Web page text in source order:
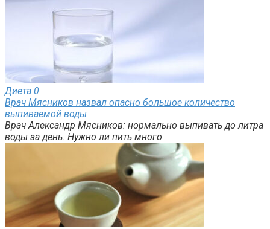
Диета 0
Врач Мясников назвал опасно большое количество
выпиваемой воды
Врач Александр Мясников: нормально выпивать до литра
воды за день. Нужно ли пить много